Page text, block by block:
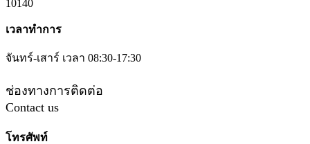
10140
เวลาทำการ
จันทร์-เสาร์ เวลา 08:30-17:30
ช่องทางการติดต่อ
Contact us
โทรศัพท์